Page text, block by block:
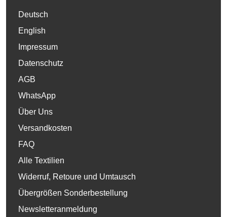
Deutsch
English
Impressum
Datenschutz
AGB
WhatsApp
Über Uns
Versandkosten
FAQ
Alle Textilien
Widerruf, Retoure und Umtausch
Übergrößen Sonderbestellung
Newsletteranmeldung